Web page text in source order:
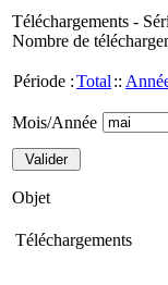
Téléchargements -
Nombre de
Période :Total ::
Mois/Année
Objet
Téléchargements